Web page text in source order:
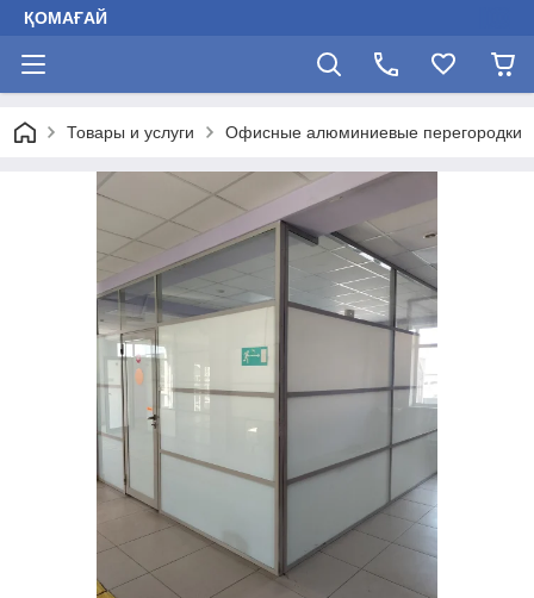
ҚОМАҒАЙ
Товары и услуги Офисные алюминиевые перегородки